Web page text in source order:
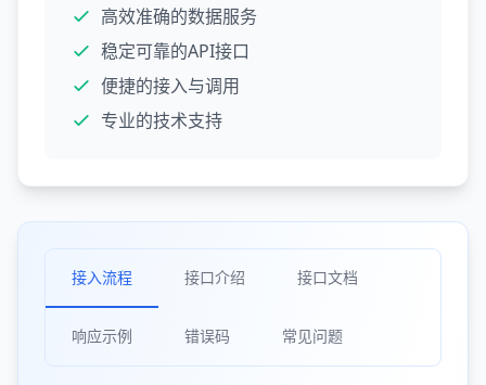
高效准确的数据服务
稳定可靠的API接口
便捷的接入与调用
专业的技术支持
接入流程 接口介绍 接口文档
响应示例 错误码 常见问题